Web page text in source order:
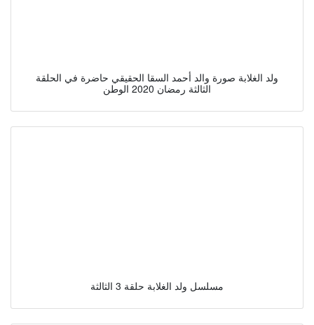
ولد الغلابة صورة والد أحمد السقا الحقيقي حاضرة في الحلقة
الثالثة رمضان 2020 الوطن
مسلسل ولد الغلابة حلقة 3 الثالثة